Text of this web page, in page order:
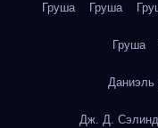
Груша Груша
Груша
Дж. Д.